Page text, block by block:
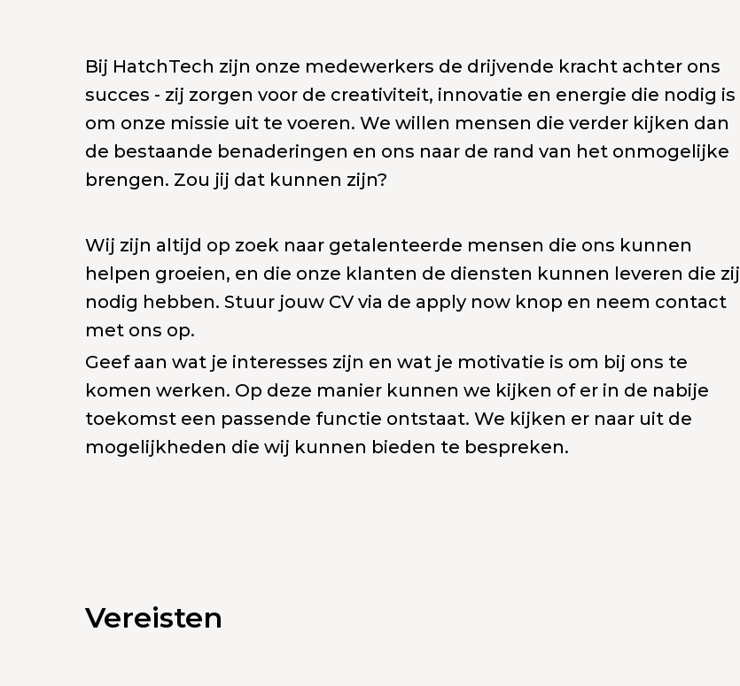
Bij HatchTech zijn onze medewerkers de drijvende kracht achter ons
succes - zij zorgen voor de creativiteit, innovatie en energie die nodig is
om onze missie uit te voeren. We willen mensen die verder kijken dan
de bestaande benaderingen en ons naar de rand van het onmogelijke
brengen. Zou jij dat kunnen zijn?
Wij zijn altijd op zoek naar getalenteerde mensen die ons kunnen
helpen groeien, en die onze klanten de diensten kunnen leveren die zij
nodig hebben. Stuur jouw CV via de apply now knop en neem contact
met ons op.
Geef aan wat je interesses zijn en wat je motivatie is om bij ons te
komen werken. Op deze manier kunnen we kijken of er in de nabije
toekomst een passende functie ontstaat. We kijken er naar uit de
mogelijkheden die wij kunnen bieden te bespreken.
Vereisten